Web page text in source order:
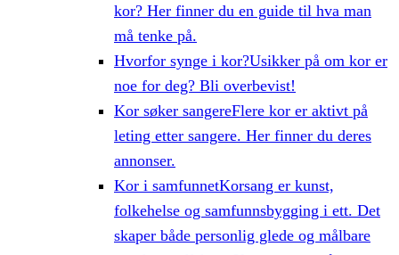
kor? Her finner du en guide til hva man
må tenke på.
Hvorfor synge i kor?Usikker på om kor er
noe for deg? Bli overbevist!
Kor søker sangereFlere kor er aktivt på
leting etter sangere. Her finner du deres
annonser.
Kor i samfunnetKorsang er kunst,
folkehelse og samfunnsbygging i ett. Det
skaper både personlig glede og målbare